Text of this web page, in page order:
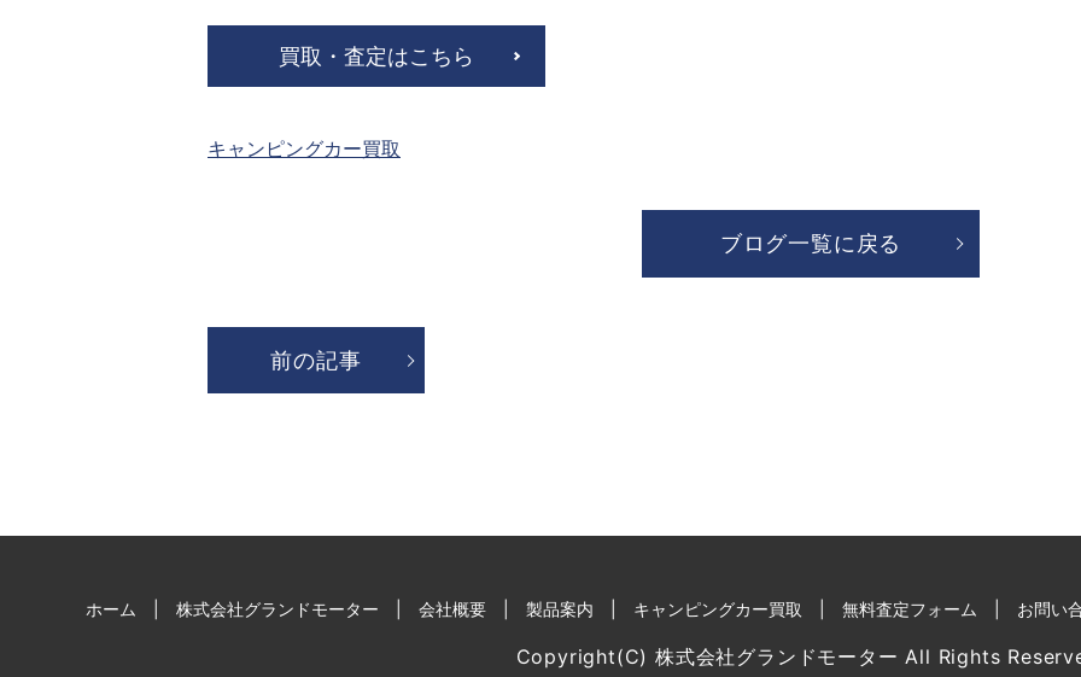
買取・査定はこちら
キャンピングカー買取
ブログ一覧に戻る
前の記事
ホーム 株式会社グランドモーター 会社概要 製品案内 キャンピングカー買取 無料査定フォーム お問い
Copyright(C) 株式会社グランドモーター All Rights